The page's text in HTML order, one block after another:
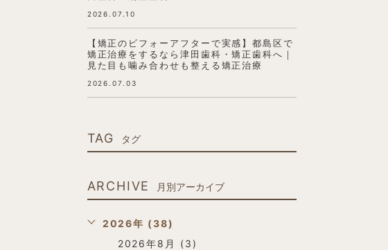
2026.07.10
【矯正のビフォーアフターで実感】都島区で
矯正治療をするなら津田歯科・矯正歯科へ｜
見た目も噛み合わせも整える矯正治療
2026.07.03
TAG タグ
ARCHIVE 月別アーカイブ
2026年 (38)
2026年8月 (3)